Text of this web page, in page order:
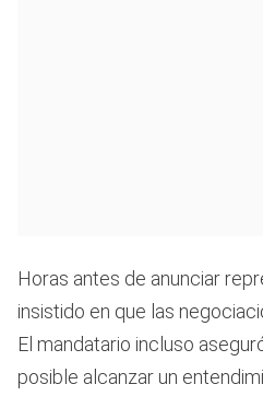
Horas antes de anunciar
insistido en que las
El mandatario incluso
posible alcanzar un